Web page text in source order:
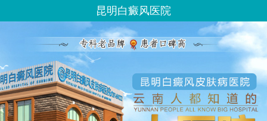
昆明白癜风医院
请问你是有白斑、白癜风问题吗？